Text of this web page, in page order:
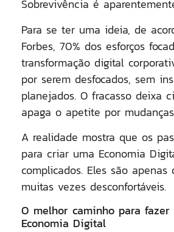
Sobrevivência é
Para se ter uma ideia, de
Forbes, 70% dos esforços
transformação digital
por serem desfocados, sem
planejados. O fracasso deixa
apaga o apetite por
A realidade mostra que os
para criar uma Economia
complicados. Eles são apenas
muitas vezes desconfortáveis.
O melhor caminho para
Economia Digital